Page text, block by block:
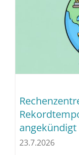
angekündigt
23.7.2026